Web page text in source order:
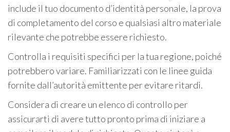
include il tuo documento d’identità personale, la prova
di completamento del corso e qualsiasi altro materiale
rilevante che potrebbe essere richiesto.
Controlla i requisiti specifici per la tua regione, poiché
potrebbero variare. Familiarizzati con le linee guida
fornite dall’autorità emittente per evitare ritardi.
Considera di creare un elenco di controllo per
assicurarti di avere tutto pronto prima di iniziare a